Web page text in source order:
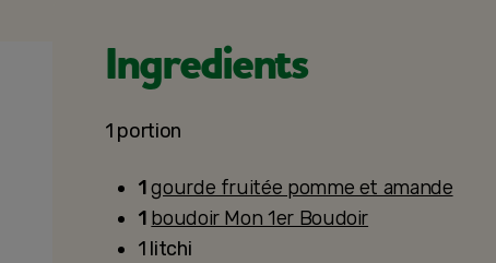
Ingredients
1 portion
1gourde fruitée pomme et amande
1 boudoir Mon 1er Boudoir
1 litchi